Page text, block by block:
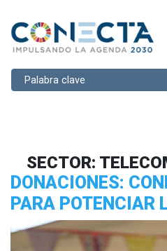
Buscar
SECTOR:
DONACIONES:
PARA POTENCIAR